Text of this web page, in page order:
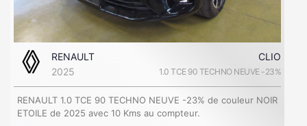
RENAULT
CLIO
2025
1.0 TCE 90 TECHNO NEUVE -23%
RENAULT 1.0 TCE 90 TECHNO NEUVE -23% de couleur NOIR
ETOILE de 2025 avec 10 Kms au compteur.